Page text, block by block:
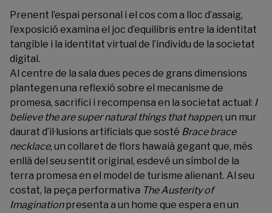
Prenent l’espai personal i el cos com a lloc d’assaig,
l’exposició examina el joc d’equilibris entre la identitat
tangible i la identitat virtual de l’individu de la societat
digital.
Al centre de la sala dues peces de grans dimensions
plantegen una reflexió sobre el mecanisme de
promesa, sacrifici i recompensa en la societat actual: I
believe the are super natural things that happen, un mur
daurat d’il·lusions artificials que sosté Brace brace
necklace, un collaret de flors hawaià gegant que, més
enllà del seu sentit original, esdevé un símbol de la
terra promesa en el model de turisme alienant. Al seu
costat, la peça performativa The Austerity of
Imaginationpresenta a un home que espera en un